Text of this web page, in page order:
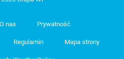
O nas Prywatność
Regulamin Mapa strony